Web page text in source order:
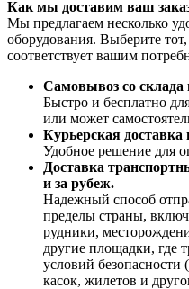
Как мы доставим ваш
Мы предлагаем несколько
оборудования. Выберите
соответствует вашим
Самовывоз со
Быстро и бесплатно
или может
Курьерская
Удобное решение для
Доставка
и за рубеж.
Надежный способ
пределы страны,
рудники,
другие площадки, где
условий безопасности
касок, жилетов и